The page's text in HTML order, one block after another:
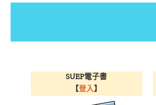
SUEP電子書
【登入】